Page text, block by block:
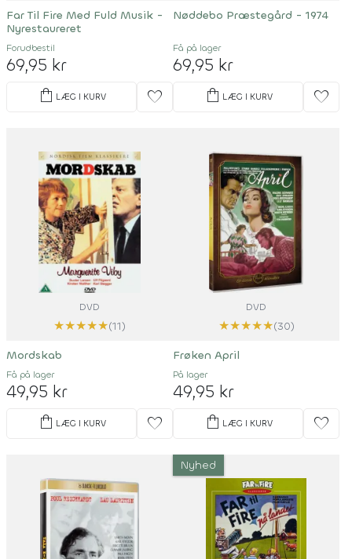
Far Til Fire Med Fuld Musik -
Nyrestaureret
Forudbestil
69,95 kr
shopping_bag LÆG I KURV favorite
Nøddebo Præstegård - 1974
Få på lager
69,95 kr
shopping_bag LÆG I KURV favorite
DVD
★★★★★(11)
Mordskab
Få på lager
49,95 kr
shopping_bag LÆG I KURV favorite
DVD
★★★★★(30)
Frøken April
På lager
49,95 kr
shopping_bag LÆG I KURV favorite
Nyhed